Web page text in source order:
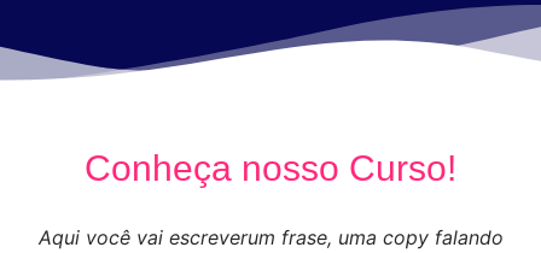
Conheça nosso Curso!
Aqui você vai escreverum frase, uma copy falando